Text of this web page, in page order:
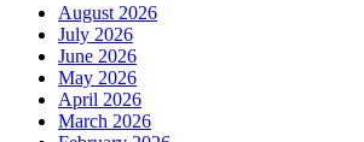
August 2026
July 2026
June 2026
May 2026
April 2026
March 2026